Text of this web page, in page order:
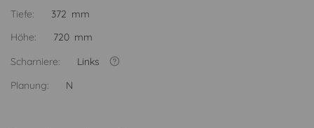
Tiefe:
372 mm
Höhe:
720 mm
Scharniere:
Links
Planung:
N